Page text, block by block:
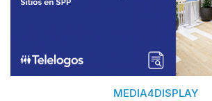
MEDIA4DISPLAY